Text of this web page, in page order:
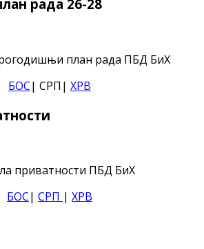
рада 26-28
план рада ПБД БиХ
БОС| СРП| ХРВ
приватности ПБД БиХ
БОС| СРП | ХРВ